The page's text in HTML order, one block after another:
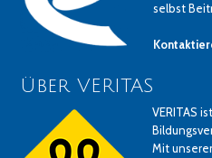
selbst
Über VERITAS
VERITAS
Mit